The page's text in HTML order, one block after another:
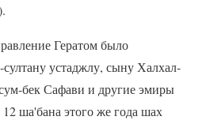
Гератом было
устаджлу, сыну Халхал-
бек Сафави и другие эмиры
ша'бана этого же года шах